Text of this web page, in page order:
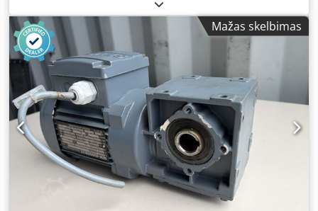
Įrenginys yra visiškai veikiantis, patikrintas ir paruoštas
darbui. Techninė ir vizualinė būklė yra gera. Matomi
normalūs naudojimo pėdsakai, atsiradę eksploatacijos
metu. Šis reduktorius puikiai tinka konvejerinių, dozavimo
įrenginių, gamybinių mašinų ir kitų pramoninių įrenginių
pavaroms. Techniniai duomenys: Dodpfx Ageznu Ipo Ssck
Gamintojas: SEW-EURODRIVE Reduktoriaus tipas: R40
Variklio tipas: DT80K4/BMG Galia: 0,55 kW Maitinimas:
3×230 V Δ / 400 V Y, 50 Hz Variklio sūkių greitis: 1360
aps./min. Išėjimo sūkių greitis: 53 aps./min. Stabdis: 230 V
AC, stabdymo momentas 5 Nm Apsaugos laipsnis: IP54
Izoliacijos klasė: B Svoris: 20,12 kg
Mažas skelbimas